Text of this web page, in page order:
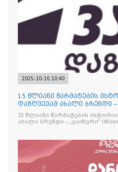
2025-10-16 10:40
15 წლიანი წარმატების
დაზღვევამ ახალი ბრენდი –
წარადგინა
15 წლიანი წარმატების
ახალი ბრენდი –